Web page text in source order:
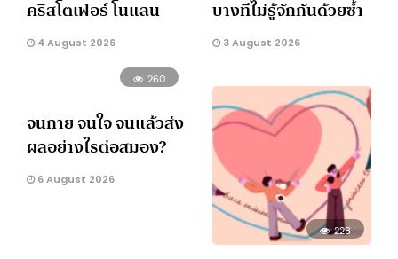
คริสโตเฟอร์ โนแลน
4 August 2026
บางทีไม่รู้จักกันด้วยซ้ำ
3 August 2026
260
จนกาย จนใจ จนแล้วส่ง
ผลอย่างไรต่อสมอง?
6 August 2026
228